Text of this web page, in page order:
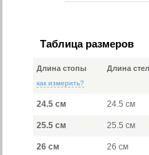
Таблица размеров
Длина стопы
как измерить?
Длина
24.5 см 24.5 см
25.5 см 25.5 см
26 см 26 см